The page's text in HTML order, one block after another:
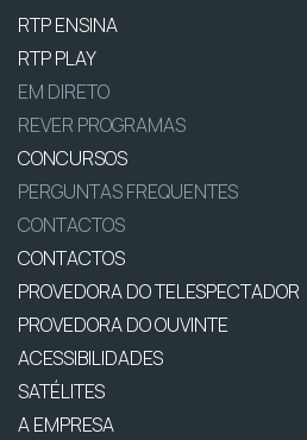
RTP ENSINA
RTP PLAY
EM DIRETO
REVER PROGRAMAS
CONCURSOS
PERGUNTAS FREQUENTES
CONTACTOS
CONTACTOS
PROVEDORA DO TELESPECTADOR
PROVEDORA DO OUVINTE
ACESSIBILIDADES
SATÉLITES
A EMPRESA